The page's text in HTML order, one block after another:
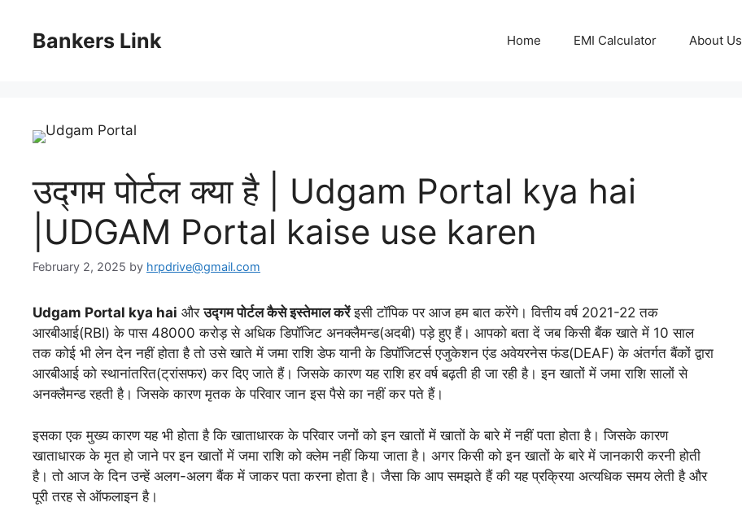
contentBankers Link Home EMI Calculator About Us
उद्गम पोर्टल क्या है | Udgam Portal kya hai
|UDGAM Portal kaise use karen
February 2, 2025 by hrpdrive@gmail.com
Udgam Portal kya hai औरउद्गम पोर्टल कैसे इस्तेमाल करेंइसी टॉपिक पर आज हम बात करेंगे। वित्तीय वर्ष 2021-22 तक
आरबीआई(RBI) के पास 48000 करोड़ से अधिक डिपॉजिट अनक्लैमन्ड(अदबी) पड़े हुए हैं। आपको बता दें जब किसी बैंक खाते में 10 साल
तक कोई भी लेन देन नहीं होता है तो उसे खाते में जमा राशि डेफ यानी के डिपॉजिटर्स एजुकेशन एंड अवेयरनेस फंड(DEAF) के अंतर्गत बैंकों द्वारा
आरबीआई को स्थानांतरित(ट्रांसफर) कर दिए जाते हैं। जिसके कारण यह राशि हर वर्ष बढ़ती ही जा रही है। इन खातों में जमा राशि सालों से
अनक्लैमन्ड रहती है। जिसके कारण मृतक के परिवार जान इस पैसे का नहीं कर पते हैं।
इसका एक मुख्य कारण यह भी होता है कि खाताधारक के परिवार जनों को इन खातों में खातों के बारे में नहीं पता होता है। जिसके कारण
खाताधारक के मृत हो जाने पर इन खातों में जमा राशि को क्लेम नहीं किया जाता है। अगर किसी को इन खातों के बारे में जानकारी करनी होती
है। तो आज के दिन उन्हें अलग-अलग बैंक में जाकर पता करना होता है। जैसा कि आप समझते हैं की यह प्रक्रिया अत्यधिक समय लेती है और
पूरी तरह से ऑफलाइन है।